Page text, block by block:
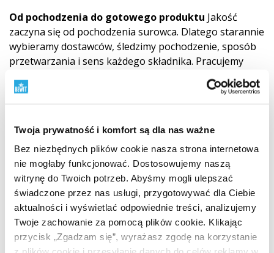
Twoja prywatność i komfort są dla nas ważne
Bez niezbędnych plików cookie nasza strona internetowa
nie mogłaby funkcjonować. Dostosowujemy naszą
witrynę do Twoich potrzeb. Abyśmy mogli ulepszać
świadczone przez nas usługi, przygotowywać dla Ciebie
aktualności i wyświetlać odpowiednie treści, analizujemy
Twoje zachowanie za pomocą plików cookie. Klikając
przycisk „Zgadzam się”, wyrażasz zgodę na korzystanie
Od pochodzenia do gotowego produktu Jakość
zaczyna się od pochodzenia surowca. Dlatego starannie
wybieramy dostawców, śledzimy pochodzenie, sposób
przetwarzania i sens każdego składnika. Pracujemy
z surowcami BIO, podejściem RAW, źródłami roślinnymi
i surowcami z dzikiej natury tam, gdzie ma to sens.
Szacunek dla natury łączymy z nauką, testowaniem
pochodzenie surowców ma znaczenie"